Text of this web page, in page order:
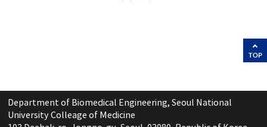
TOP
Department of Biomedical Engineering, Seoul National
University Colleage of Medicine